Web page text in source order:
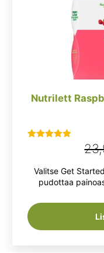
Nutrilett
5.00/ 5
Valitse Get
pudottaa